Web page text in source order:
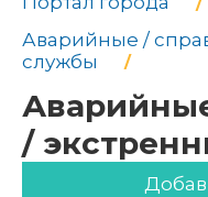
Аварийные /
службы
/